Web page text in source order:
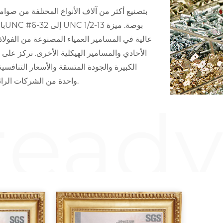
عالية في المسامير العمياء المصنوعة من
الأحادي والمسامير الهيكلية الأخرى. نركز
الكبيرة والجودة المتسقة والأسعار
STEADY واحدة من الشركات الرائدة في تصنيع وتوريد السحابات العمياء في آسيا.